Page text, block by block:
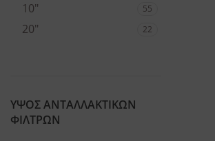
10"
55
20" 22
ΥΨΟΣ ΑΝΤΑΛΛΑΚΤΙΚΩΝ
ΦΙΛΤΡΩΝ